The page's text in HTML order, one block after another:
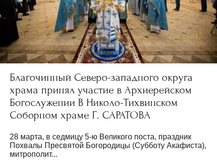
Благочинный Северо-западного округа
храма принял участие в Архиерейском
Богослужении В Николо-Тихвинском
Соборном храме Г. САРАТОВА
28 марта, в седмицу 5-ю Великого поста, праздник
Похвалы Пресвятой Богородицы (Субботу Акафиста),
митрополит...